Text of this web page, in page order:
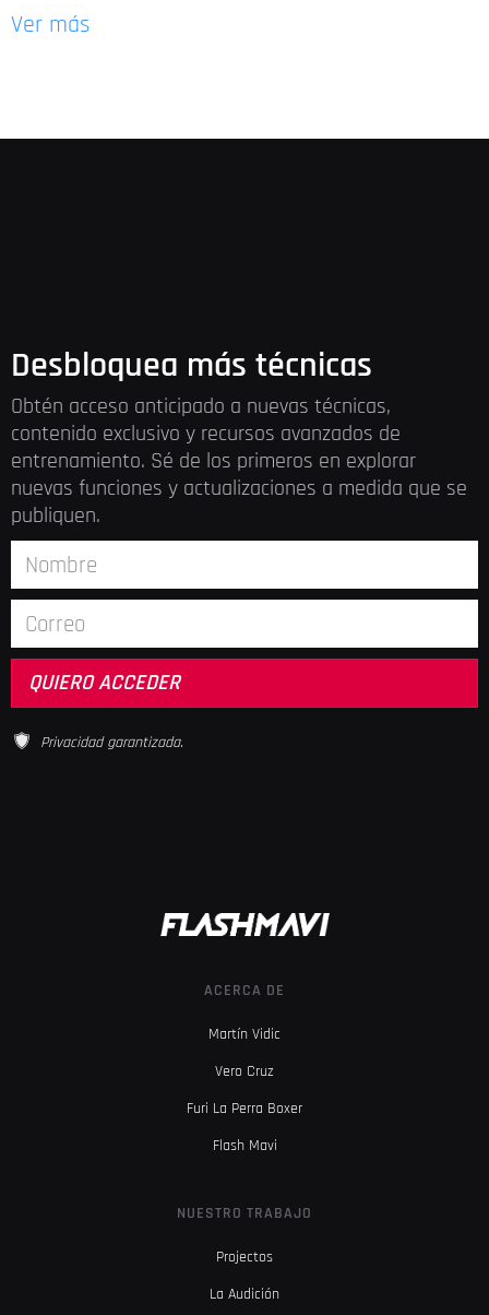
Ver más
Desbloquea más técnicas
Obtén acceso anticipado a nuevas técnicas,
contenido exclusivo y recursos avanzados de
entrenamiento. Sé de los primeros en explorar
nuevas funciones y actualizaciones a medida que se
publiquen.
Privacidad garantizada.
ACERCA DE
Martín Vidic
Vero Cruz
Furi La Perra Boxer
Flash Mavi
NUESTRO TRABAJO
Projectos
La Audición